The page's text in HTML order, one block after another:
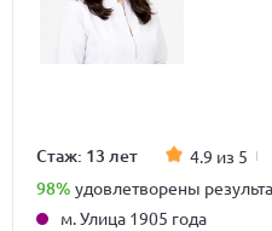
Стаж: 13 лет 4.9 из 5
98% удовлетворены
м. Улица 1905 года